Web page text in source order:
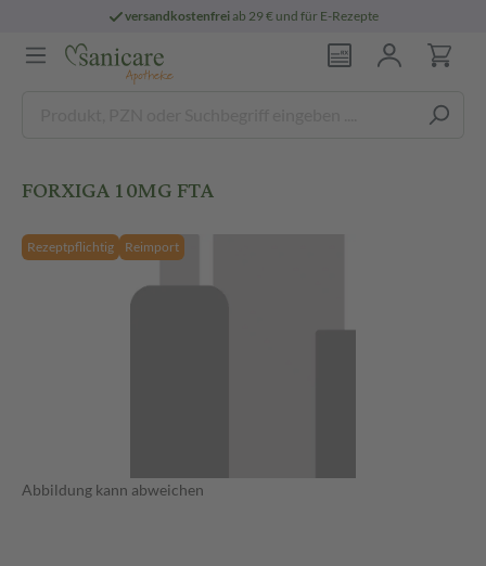
versandkostenfreiab 29 € und für E-Rezepte
FORXIGA 10MG FTA
Rezeptpflichtig Reimport
Abbildung kann abweichen